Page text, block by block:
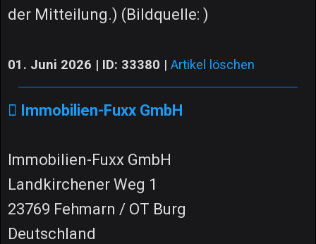
der Mitteilung.) (Bildquelle: )
01. Juni 2026 | ID: 33380 | Artikel löschen
Immobilien-Fuxx GmbH
Immobilien-Fuxx GmbH
Landkirchener Weg 1
23769 Fehmarn / OT Burg
Deutschland